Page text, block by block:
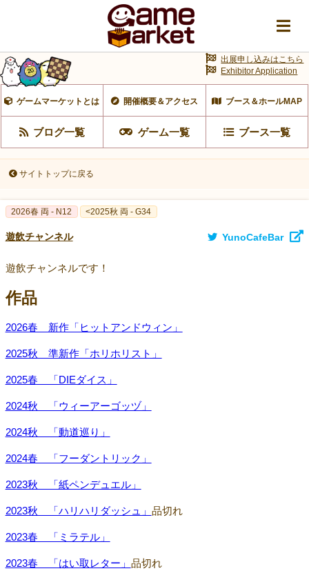
ゲームマーケットとは 開催概要＆アクセス ブース＆ホールMAP
ブログ一覧 ゲーム一覧 ブース一覧
出展申し込みはこちら
Exhibitor Application
サイトトップに戻る
2026春 両 - N12 <2025秋 両 - G34
遊飲チャンネル YunoCafeBar
遊飲チャンネルです！
作品
2026春 新作「ヒットアンドウィン」
2025秋 準新作「ホリホリスト」
2025春 「DIEダイス」
2024秋 「ウィーアーゴッヅ」
2024秋 「動道巡り」
2024春 「フーダントリック」
2023秋 「紙ペンデュエル」
2023秋 「ハリハリダッシュ」 品切れ
2023春 「ミラテル」
2023春 「はい取レター」 品切れ